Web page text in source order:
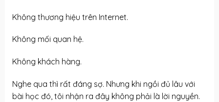
Không thương hiệu trên Internet.
Không mối quan hệ.
Không khách hàng.
Nghe qua thì rất đáng sợ. Nhưng khi ngồi đủ lâu với
bài học đó, tôi nhận ra đây không phải là lời nguyền.